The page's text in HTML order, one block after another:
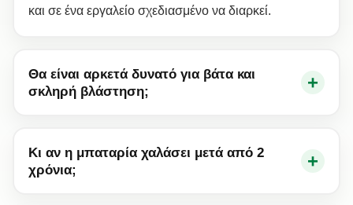
και σε ένα εργαλείο σχεδιασμένο να διαρκεί.
Θα είναι αρκετά δυνατό για βάτα και
σκληρή βλάστηση;
+
Κι αν η μπαταρία χαλάσει μετά από 2
χρόνια;
+